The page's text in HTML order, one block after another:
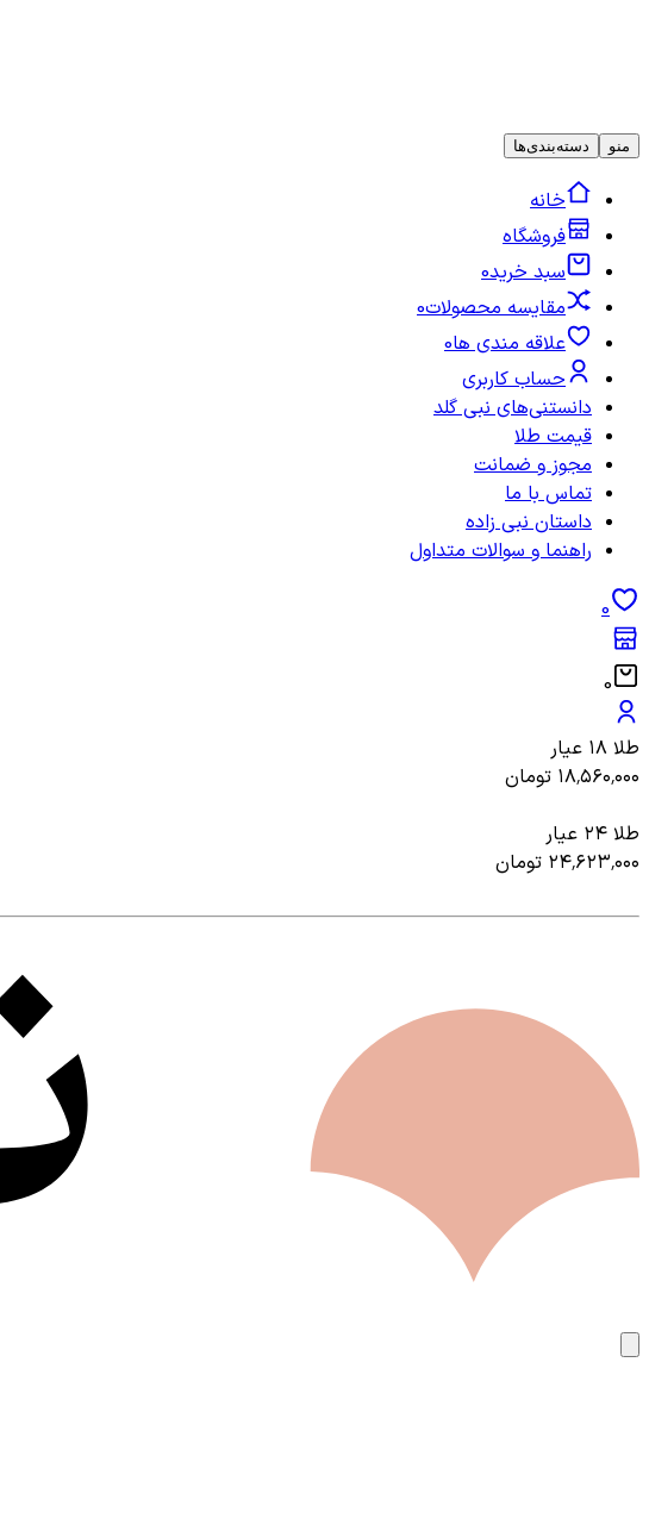
منو دسته‌بندی‌ها
خانه
فروشگاه
سبد خرید0
مقایسه محصولات0
علاقه مندی ها0
حساب کاربری
دانستنی‌های نبی گلد
قیمت طلا
مجوز و ضمانت
تماس با ما
داستان نبی زاده
راهنما و سوالات متداول
0
0
طلا ۱۸ عیار
۱۸٬۵۶۰٬۰۰۰ تومان
طلا ۲۴ عیار
۲۴٬۶۲۳٬۰۰۰ تومان